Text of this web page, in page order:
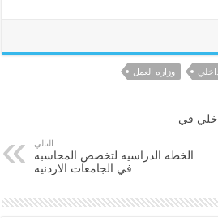
وزاره العمل
في
التالي
الخطه الدراسيه لتخصص المحاسبه
في الجامعات الاردنيه